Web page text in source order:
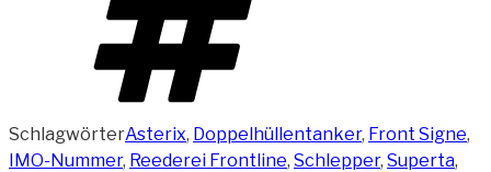
SchlagwörterAsterix, Doppelhüllentanker, Front Signe,
IMO-Nummer, Reederei Frontline, Schlepper, Superta,